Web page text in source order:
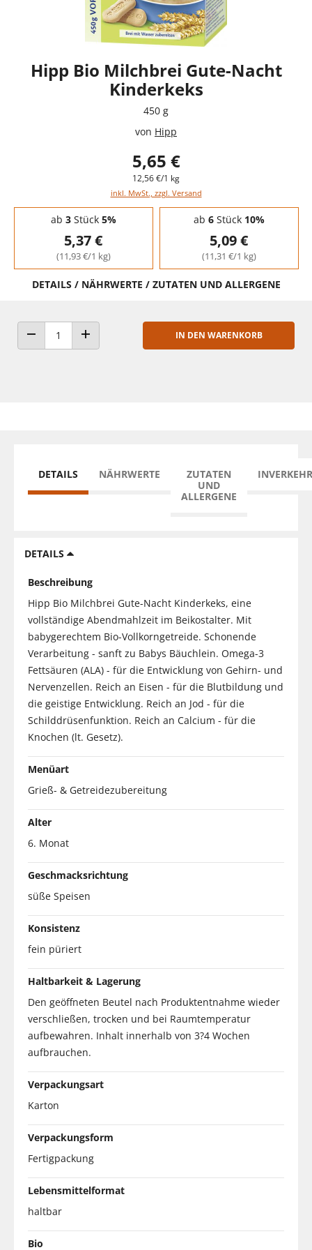
Hipp Bio Milchbrei Gute-Nacht
Kinderkeks
450 g
von Hipp
5,65 €
12,56 €/1 kg
inkl. MwSt., zzgl. Versand
Staffelpreise - Mengenrabatt
ab 3Stück 5%
5,37 €
(11,93 €/1 kg)
ab 6Stück 10%
5,09 €
(11,31 €/1 kg)
DETAILS / NÄHRWERTE / ZUTATEN UND ALLERGENE
ANZAHL VERRINGERNANZAHL ERHÖHEN
IN DEN WARENKORB
DETAILS NÄHRWERTE
ZUTATEN
UND
ALLERGENE
DETAILS
Beschreibung
Hipp Bio Milchbrei Gute-Nacht Kinderkeks, eine
vollständige Abendmahlzeit im Beikostalter. Mit
babygerechtem Bio-Vollkorngetreide. Schonende
Verarbeitung - sanft zu Babys Bäuchlein. Omega-3
Fettsäuren (ALA) - für die Entwicklung von Gehirn- und
Nervenzellen. Reich an Eisen - für die Blutbildung und
die geistige Entwicklung. Reich an Jod - für die
Schilddrüsenfunktion. Reich an Calcium - für die
Knochen (lt. Gesetz).
Menüart
Grieß- & Getreidezubereitung
Alter
6. Monat
Geschmacksrichtung
süße Speisen
Konsistenz
fein püriert
Haltbarkeit & Lagerung
Den geöffneten Beutel nach Produktentnahme wieder
verschließen, trocken und bei Raumtemperatur
aufbewahren. Inhalt innerhalb von 3?4 Wochen
aufbrauchen.
Verpackungsart
Karton
Verpackungsform
Fertigpackung
Lebensmittelformat
haltbar
Bio